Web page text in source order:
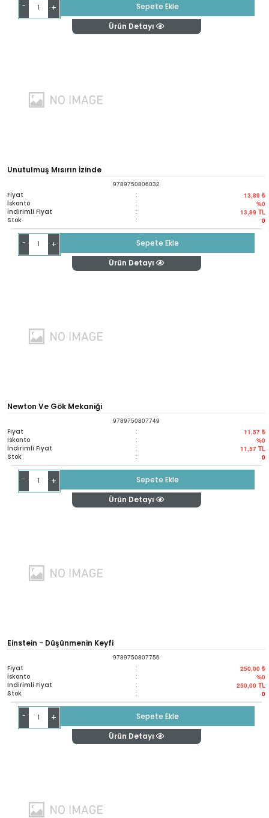
- +
Sepete Ekle
Ürün Detayı
Unutulmuş Mısırın İzinde
9789750806032
Fiyat : 13,89 ₺
İskonto : %0
İndirimli Fiyat : 13,89 TL
Stok : 0
- +
Sepete Ekle
Ürün Detayı
Newton Ve Gök Mekaniği
9789750807749
Fiyat : 11,57 ₺
İskonto : %0
İndirimli Fiyat : 11,57 TL
Stok : 0
- +
Sepete Ekle
Ürün Detayı
Einstein - Düşünmenin Keyfi
9789750807756
Fiyat : 250,00 ₺
İskonto : %0
İndirimli Fiyat : 250,00 TL
Stok : 0
- +
Sepete Ekle
Ürün Detayı